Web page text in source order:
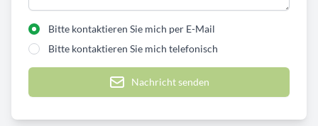
Bitte kontaktieren Sie mich per E-Mail
Bitte kontaktieren Sie mich telefonisch
Nachricht senden